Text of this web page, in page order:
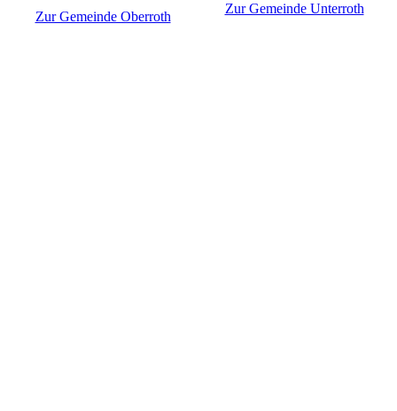
Zur Gemeinde Oberroth
Zur Gemeinde Unterroth